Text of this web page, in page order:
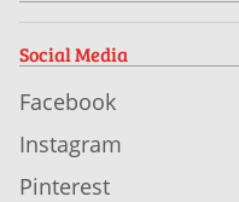
Social Media
Facebook
Instagram
Pinterest